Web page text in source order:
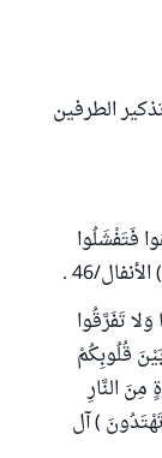
الطرفين
فَتَفْشَلُوا
46 .
تَفَرَّقُوا
قُلُوبِكُمْ
النَّارِ
) آل